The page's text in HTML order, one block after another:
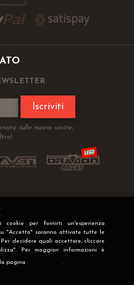
per fornirti un'esperienza
"Accetta" saranno attivate tutte le
decidere quali accettare, cliccare
Per maggiori informazioni è
pagina .
Iscriviti
sulle nuove uscite,